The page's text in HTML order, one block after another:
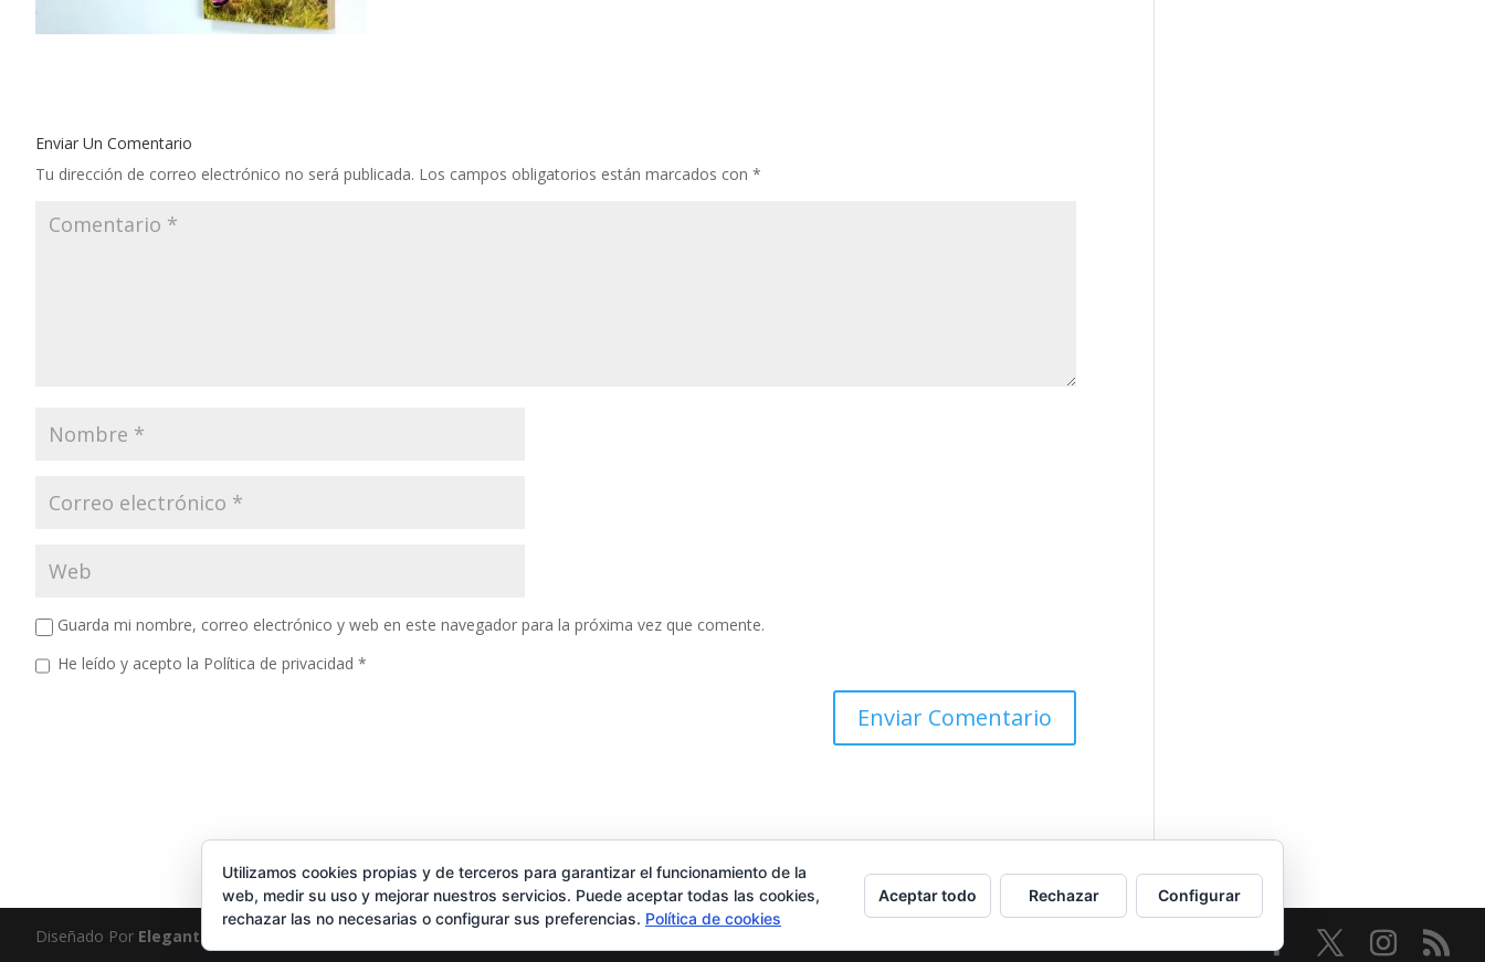
Enviar Un Comentario
Tu dirección de correo electrónico no será publicada. Los campos obligatorios están marcados con *
Guarda mi nombre, correo electrónico y web en este navegador para la próxima vez que comente.
He leído y acepto la Política de privacidad *
Diseñado Por Elegant Themes
Utilizamos cookies propias y de terceros para garantizar el funcionamiento de la
web, medir su uso y mejorar nuestros servicios. Puede aceptar todas las cookies,
rechazar las no necesarias o configurar sus preferencias. Política de cookies
Aceptar todo Rechazar Configurar